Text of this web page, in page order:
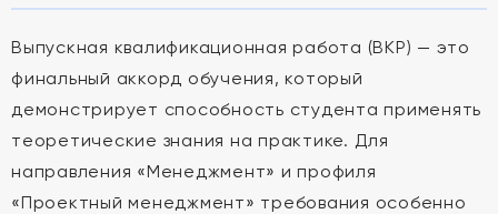
Выпускная квалификационная работа (ВКР) — это
финальный аккорд обучения, который
демонстрирует способность студента применять
теоретические знания на практике. Для
направления «Менеджмент» и профиля
«Проектный менеджмент» требования особенно